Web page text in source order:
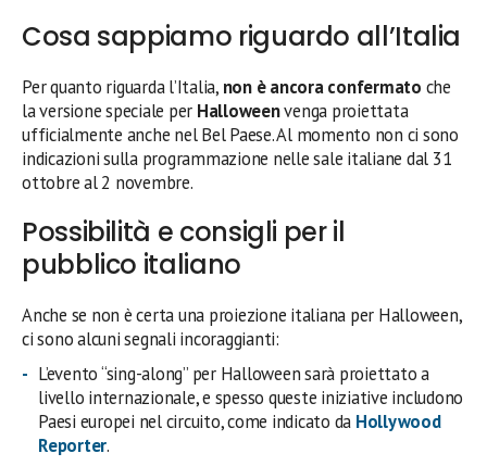
Cosa sappiamo riguardo all’Italia
Per quanto riguarda l’Italia, non è ancora confermato che
la versione speciale per Halloweenvenga proiettata
ufficialmente anche nel Bel Paese. Al momento non ci sono
indicazioni sulla programmazione nelle sale italiane dal 31
ottobre al 2 novembre.
Possibilità e consigli per il
pubblico italiano
Anche se non è certa una proiezione italiana per Halloween,
ci sono alcuni segnali incoraggianti:
L’evento “sing-along” per Halloween sarà proiettato a
livello internazionale, e spesso queste iniziative includono
Paesi europei nel circuito, come indicato da Hollywood
Reporter.